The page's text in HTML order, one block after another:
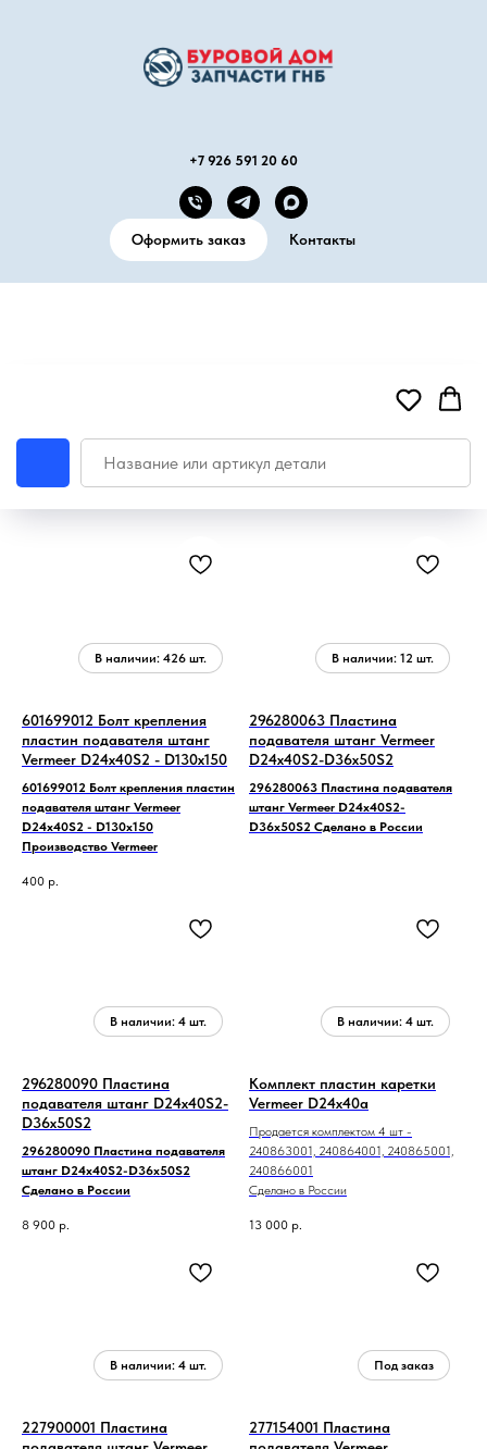
+7 926 591 20 60
Оформить заказ Контакты
601699012 Болт крепления
пластин подавателя штанг
Vermeer D24x40S2 - D130x150
601699012 Болт крепления пластин
подавателя штанг Vermeer
D24x40S2 - D130x150
Производство Vermeer
400 р.
296280063 Пластина
подавателя штанг Vermeer
D24x40S2-D36x50S2
296280063 Пластина подавателя
штанг Vermeer D24x40S2-
D36x50S2 Сделано в России
296280090 Пластина
подавателя штанг D24x40S2-
D36x50S2
296280090 Пластина подавателя
штанг D24x40S2-D36x50S2
Сделано в России
8 900 р.
Комплект пластин каретки
Vermeer D24x40a
Продается комплектом 4 шт -
240863001, 240864001, 240865001,
240866001
Сделано в России
13 000 р.
227900001 Пластина
277154001 Пластина